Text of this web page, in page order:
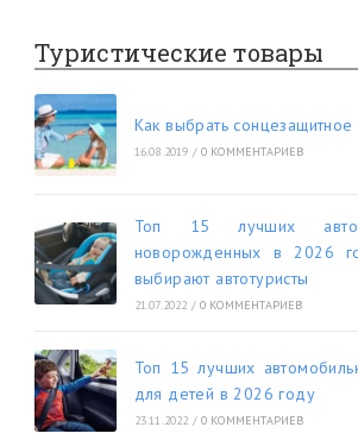
Туристические товары
Как выбрать сонцезащитное
16.08.2019 / 0 КОММЕНТАРИЕВ
Топ 15 лучших
новорожденных в 2026
выбирают автотуристы
21.07.2022 / 0 КОММЕНТАРИЕВ
Топ 15 лучших
для детей в 2026 году
23.11.2022 / 0 КОММЕНТАРИЕВ